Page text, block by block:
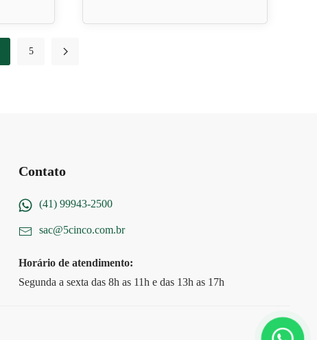
5
Contato
(41) 99943-2500
sac@5cinco.com.br
Horário de atendimento:
Segunda a sexta das 8h as 11h e das 13h as 17h